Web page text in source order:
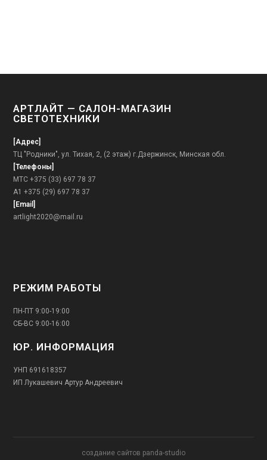
АРТЛАЙТ — САЛОН-МАГАЗИН
СВЕТОТЕХНИКИ
[Адрес]
ТЦ "Родники", ул. Тихая, 2, (2 этаж) г.Дзержинск, Минская обл.
[Телефоны]
МТС +375 (33) 697 78 37
А1 +375 (29) 697 78 37
[Email]
artlight2020@mail.ru
РЕЖИМ РАБОТЫ
ПН-ПТ 9:00-19:00
СБ-ВС 9:00-16:00
ЮР. ИНФОРМАЦИЯ
УНП 691618357
ИП Лукашевич Артур Андреевич
создание сайтов panda-studio